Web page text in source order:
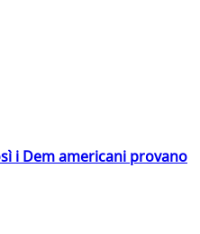
i Dem americani provano